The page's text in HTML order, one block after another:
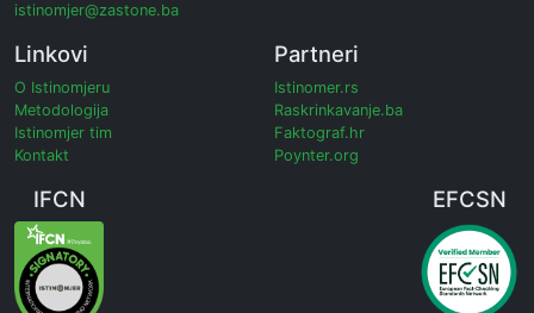
istinomjer@zastone.ba
Linkovi
O Istinomjeru
Metodologija
Istinomjer tim
Kontakt
Partneri
Istinomer.rs
Raskrinkavanje.ba
Faktograf.hr
Poynter.org
IFCN EFCSN